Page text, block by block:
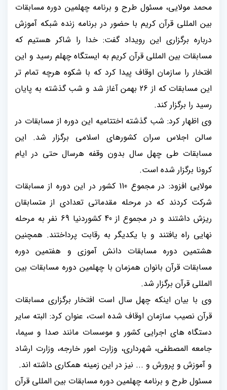
محمد مولایی، مسئول طرح و برنامه چهلمین دوره مسابقات
بین المللی قرآن کریم با حضور در برنامه زنده شبکه آموزش
درباره برگزاری این رویداد گفت: خدا را شاکر هستیم که
مسابقات بین المللی قرآن کریم به ایستگاه چهلم رسید و این
افتخار را سازمان اوقاف پیدا کرد که با شکوه هرچه تمام تر
این مسابقات که از 26 بهمن آغاز شد و شب گذشته به پایان
رسید را برگزار کند.
وی اظهار کرد: شب گذشته اختتامیه این دوره از مسابقات در
سالن اجلاس سران کشورهای اسلامی برگزار شد. این
مسابقات طی چهل سال بدون وقفه هرسال حتی در ایام
کرونا برگزار شده است.
مولایی افزود: در مجموع 110 کشور در این دوره از مسابقات
شرکت کردند که در مرحله مقدماتی تعدادی از متسابقان
ریزش داشتند و در مجموع از 40 کشوردنیا 69 نفر به مرحله
نهایی راه یافتند و با یکدیگر به رقابت پرداختند. همچنین
هشتمین دوره مسابقات دانش آموزی و هفتمین دوره
مسابقات قرآن بانوان همزمان با چهلمین دوره مسابقات بین
المللی قرآن برگزار شد.
وی با بیان اینکه چهل سال است افتخار برگزاری مسابقات
قرآن نصیب سازمان اوقاف شده است، عنوان کرد: البته سایر
دستگاه های اجرایی کشور و موسسات مانند صدا و سیما،
جامعه المصطفی، شهرداری، وزارت امور خارجه، وزارت ارشاد
و آموزش و پرورش و ... نیز در این زمینه همکاری داشته اند.
مسئول طرح و برنامه چهلمین دوره مسابقات بین المللی قرآن